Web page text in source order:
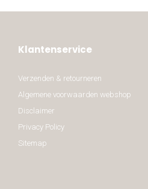
Klantenservice
Verzenden & retourneren
Algemene voorwaarden webshop
Disclaimer
Privacy Policy
Sitemap